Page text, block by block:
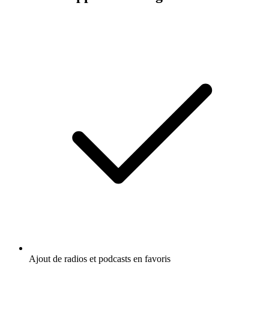
Ajout de radios et podcasts en favoris